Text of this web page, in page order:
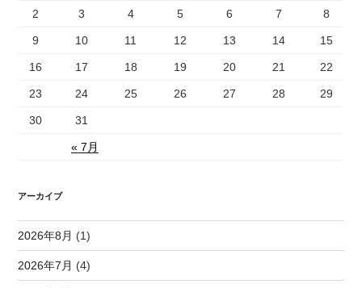
« 7月
2 3 4 5 6 7 8
9 10 11 12 13 14 15
16 17 18 19 20 21 22
23 24 25 26 27 28 29
30 31
アーカイブ
2026年8月 (1)
2026年7月 (4)